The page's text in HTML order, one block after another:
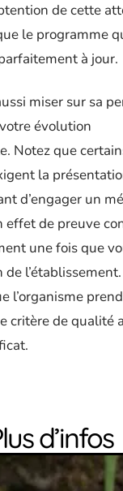
de cette
le programme
à jour.
miser sur sa
évolution
Notez que
la
d’engager un
effet de preuve
une fois que
l’établissement.
l’organisme
critère de qualité
d’infos